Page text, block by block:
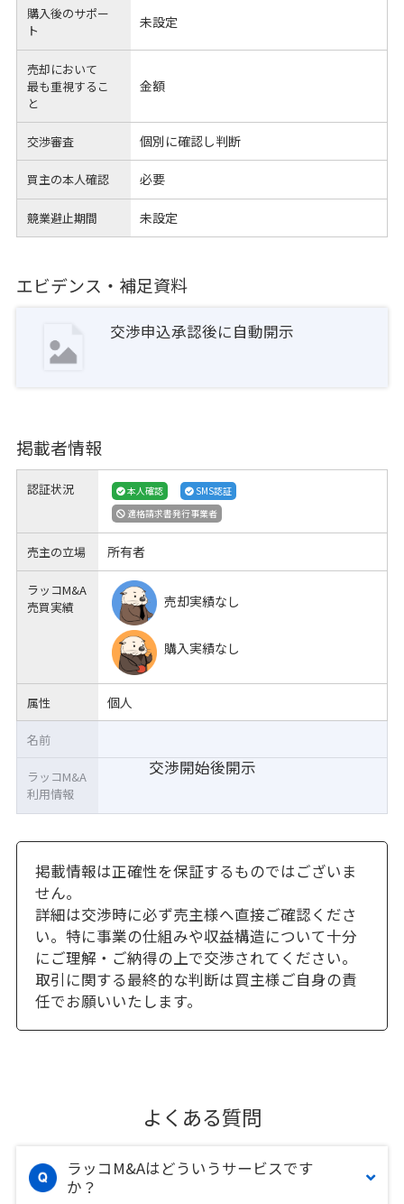
購入後のサポー
ト
未設定
売却において
最も重視するこ
と
金額
交渉審査 個別に確認し判断
買主の本人確認 必要
競業避止期間 未設定
エビデンス・補足資料
交渉申込承認後に自動開示
掲載者情報
認証状況 本人確認
SMS認証
適格請求書発行事業者
売主の立場 所有者
ラッコM&A
売買実績
売却実績なし
購入実績なし
属性 個人
交渉開始後開示
名前
ラッコM&A
利用情報
掲載情報は正確性を保証するものではございま
せん。
詳細は交渉時に必ず売主様へ直接ご確認くださ
い。特に事業の仕組みや収益構造について十分
にご理解・ご納得の上で交渉されてください。
取引に関する最終的な判断は買主様ご自身の責
任でお願いいたします。
よくある質問
ラッコM&Aはどういうサービスです
か？